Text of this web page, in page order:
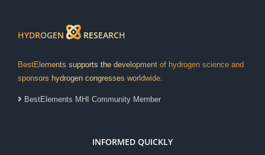
HYDROGEN RESEARCH
BestElements supports the development of hydrogen science and
sponsors hydrogen congresses worldwide.
BestElements MHI Community Member
INFORMED QUICKLY